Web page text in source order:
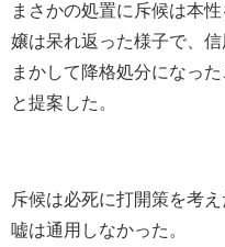
まさかの処置に斥候は本
嬢は呆れ返った様子で、
まかして降格処分になっ
と提案した。
斥候は必死に打開策を考
嘘は通用しなかった。